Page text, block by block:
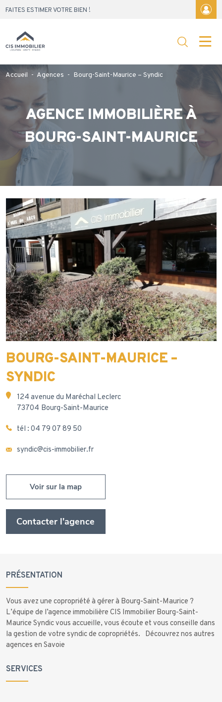
toFAITES ESTIMER VOTRE BIEN !
Accueil - Agences - Bourg-Saint-Maurice – Syndic
AGENCE IMMOBILIÈRE À
BOURG-SAINT-MAURICE
BOURG-SAINT-MAURICE –
SYNDIC
124 avenue du Maréchal Leclerc
73704 Bourg-Saint-Maurice
tél : 04 79 07 89 50
syndic@cis-immobilier.fr
Voir sur la map
Contacter l'agence
PRÉSENTATION
Vous avez une copropriété à gérer à Bourg-Saint-Maurice ?
L’équipe de l’agence immobilière CIS Immobilier Bourg-Saint-
Maurice Syndic vous accueille, vous écoute et vous conseille dans
la gestion de votre syndic de copropriétés. Découvrez nos autres
agences en Savoie
SERVICES